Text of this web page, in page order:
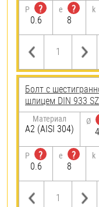
P
?
0.6
e
?
8
k
Болт с
шлицем DIN 933
Материал
А2 (AISI 304)
Ø
4
P
?
0.6
e
?
8
k